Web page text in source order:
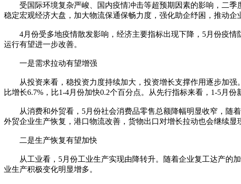
受国际环境复杂严峻、国内疫情冲击等超预期因素的影响，二季
稳定宏观经济大盘，加大物流保通保畅力度，强化助企纾困，推动
4月份受多地疫情散发影响，经济主要指标出现下降，5月份疫情
运行有望进一步改善。
一是需求拉动有望增强
从投资来看，稳投资力度持续加大，投资增长支撑作用逐步加强
比增长6.7%，比1-4月份加快0.2个百分点。从先行指标来看，1-5月
从消费和外贸看，5月份社会消费品零售总额降幅明显收窄，随着
外贸企业生产恢复，港口物流改善，货物出口对增长拉动也会继续显
二是生产恢复有望加快
从工业看，5月份工业生产实现由降转升。随着企业复工达产的加
业生产积极变化明显增多。